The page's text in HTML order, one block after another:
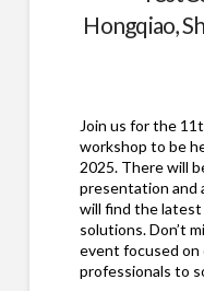
Hongqiao,
Join us for the
workshop to be
2025. There will
presentation and
will find the
solutions. Don’t
event focused
professionals to